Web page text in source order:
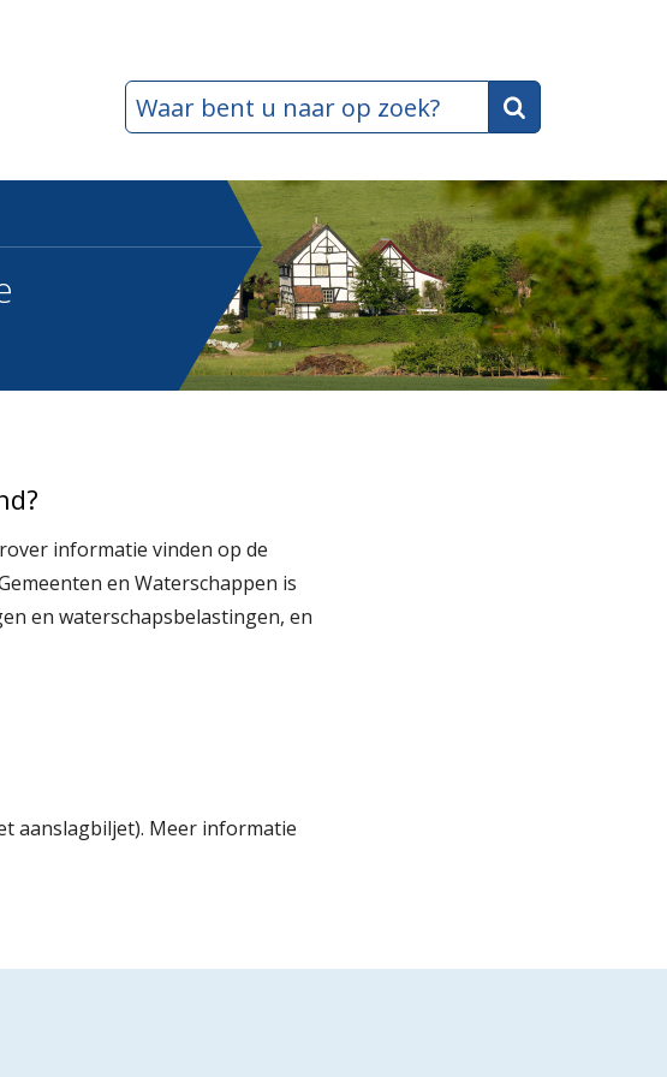
informatie vinden op de
en Waterschappen is
en waterschapsbelastingen, en
aanslagbiljet). Meer informatie